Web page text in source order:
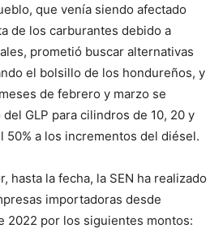
que venía siendo afectado
de los carburantes debido a
prometió buscar alternativas
el bolsillo de los hondureños, y
de febrero y marzo se
GLP para cilindros de 10, 20 y
50% a los incrementos del diésel.
hasta la fecha, la SEN ha realizado
importadoras desde
2022 por los siguientes montos: